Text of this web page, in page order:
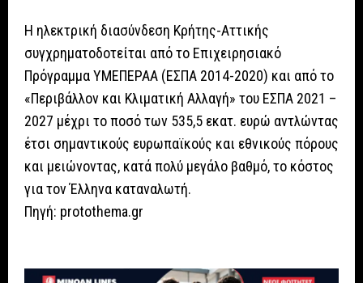
Η ηλεκτρική διασύνδεση Κρήτης-Αττικής
συγχρηματοδοτείται από το Επιχειρησιακό
Πρόγραμμα ΥΜΕΠΕΡΑΑ (ΕΣΠΑ 2014-2020) και από το
«Περιβάλλον και Κλιματική Αλλαγή» του ΕΣΠΑ 2021 –
2027 μέχρι το ποσό των 535,5 εκατ. ευρώ αντλώντας
έτσι σημαντικούς ευρωπαϊκούς και εθνικούς πόρους
και μειώνοντας, κατά πολύ μεγάλο βαθμό, το κόστος
για τον Έλληνα καταναλωτή.
Πηγή: protothema.gr